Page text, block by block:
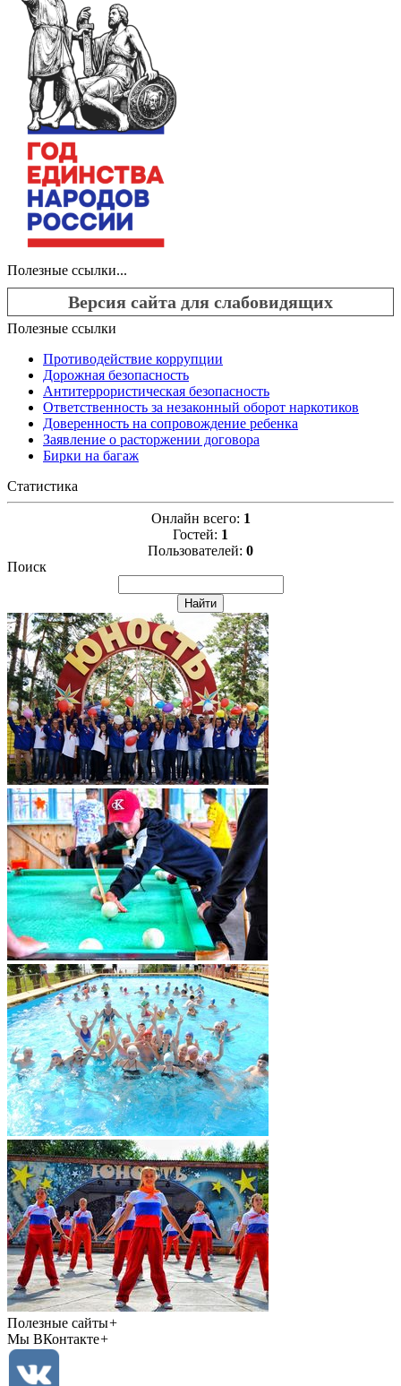
Полезные ссылки...
Версия сайта для слабовидящих
Полезные ссылки
Противодействие коррупции
Дорожная безопасность
Антитеррористическая безопасность
Ответственность за незаконный оборот наркотиков
Доверенность на сопровождение ребенка
Заявление о расторжении договора
Бирки на багаж
Статистика
Онлайн всего: 1
Гостей: 1
Пользователей: 0
Поиск
Полезные сайты+
Мы ВКонтакте+